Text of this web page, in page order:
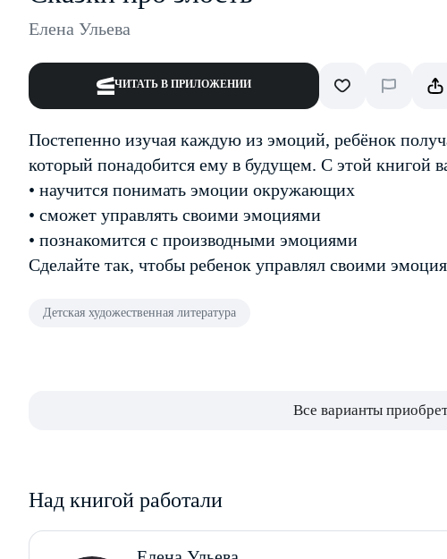
Елена Ульева
ЧИТАТЬ В ПРИЛОЖЕНИИ
Постепенно изучая каждую из эмоций, ребёнок
который понадобится ему в будущем. С этой книгой
• научится понимать эмоции окружающих
• сможет управлять своими эмоциями
• познакомится с производными эмоциями
Сделайте так, чтобы ребенок управлял своими
Детская художественная литература
Все варианты
Над книгой работали